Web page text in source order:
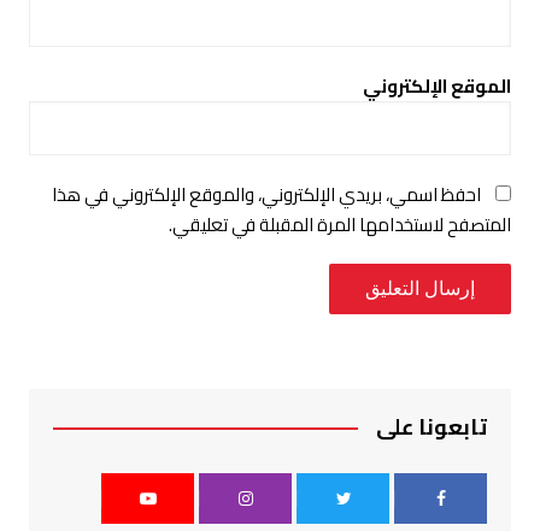
الموقع الإلكتروني
احفظ اسمي، بريدي الإلكتروني، والموقع الإلكتروني في هذا
المتصفح لاستخدامها المرة المقبلة في تعليقي.
تابعونا على